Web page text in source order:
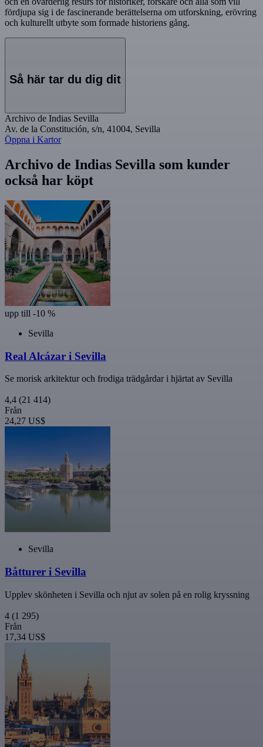
fördjupa sig i de fascinerande berättelserna om utforskning, erövring
och kulturellt utbyte som formade historiens gång.
Så här tar du dig dit
Archivo de Indias Sevilla
Av. de la Constitución, s/n, 41004, Sevilla
Öppna i Kartor
Archivo de Indias Sevilla som kunder
också har köpt
upp till -10 %
Sevilla
Real Alcázar i Sevilla
Se morisk arkitektur och frodiga trädgårdar i hjärtat av Sevilla
4,4 (21 414)
Från
24,27 US$
Sevilla
Båtturer i Sevilla
Upplev skönheten i Sevilla och njut av solen på en rolig kryssning
4 (1 295)
Från
17,34 US$